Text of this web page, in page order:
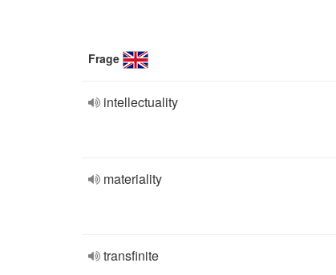
Frage
intellectuality
materiality
transfinite